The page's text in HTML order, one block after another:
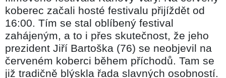
koberec začali hosté festivalu přijíždět od
16:00. Tím se stal oblíbený festival
zahájeným, a to i přes skutečnost, že jeho
prezident Jiří Bartoška (76) se neobjevil na
červeném koberci během příchodů. Tam se
již tradičně blýskla řada slavných osobností.